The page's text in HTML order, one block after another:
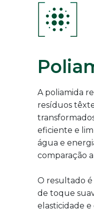
A poliamida
resíduos
eficiente e
água e
comparação
O resultado
de toque
elasticidade e